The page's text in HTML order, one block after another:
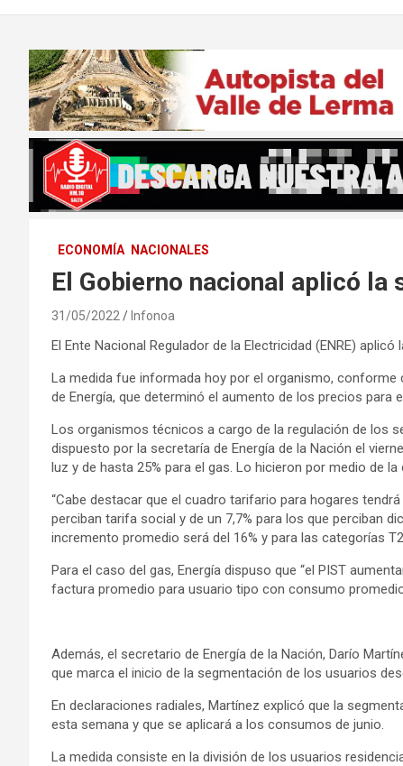
ECONOMÍA NACIONALES
El Gobierno nacional aplicó la
31/05/2022 Infonoa
El Ente Nacional Regulador de la Electricidad (ENRE)
La medida fue informada hoy por el organismo,
de Energía, que determinó el aumento de los precios para
Los organismos técnicos a cargo de la regulación de los
dispuesto por la secretaría de Energía de la Nación el
luz y de hasta 25% para el gas. Lo hicieron por medio de
“Cabe destacar que el cuadro tarifario para hogares
perciban tarifa social y de un 7,7% para los que perciban
incremento promedio será del 16% y para las categorías T2
Para el caso del gas, Energía dispuso que “el PIST
factura promedio para usuario tipo con consumo promedio
Además, el secretario de Energía de la Nación, Darío
que marca el inicio de la segmentación de los usuarios
En declaraciones radiales, Martínez explicó que la
esta semana y que se aplicará a los consumos de junio.
La medida consiste en la división de los usuarios